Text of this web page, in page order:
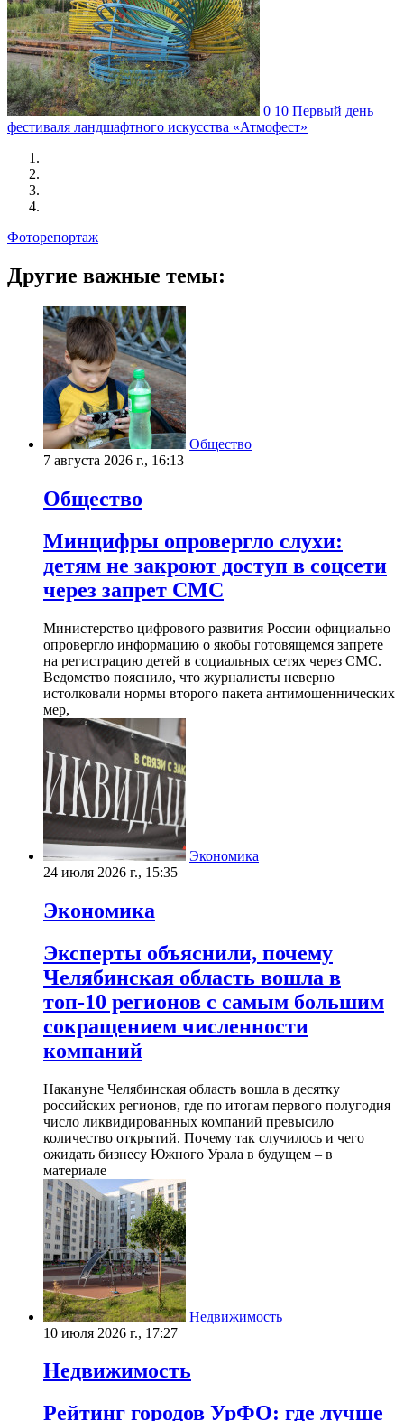
0 10 Первый день
фестиваля ландшафтного искусства «Атмофест»
Фоторепортаж
Другие важные темы:
Общество
7 августа 2026 г., 16:13
Общество
Минцифры опровергло слухи:
детям не закроют доступ в соцсети
через запрет СМС
Министерство цифрового развития России официально
опровергло информацию о якобы готовящемся запрете
на регистрацию детей в социальных сетях через СМС.
Ведомство пояснило, что журналисты неверно
истолковали нормы второго пакета антимошеннических
мер,
Экономика
24 июля 2026 г., 15:35
Экономика
Эксперты объяснили, почему
Челябинская область вошла в
топ-10 регионов с самым большим
сокращением численности
компаний
Накануне Челябинская область вошла в десятку
российских регионов, где по итогам первого полугодия
число ликвидированных компаний превысило
количество открытий. Почему так случилось и чего
ожидать бизнесу Южного Урала в будущем – в
материале
Недвижимость
10 июля 2026 г., 17:27
Недвижимость
Рейтинг городов УрФО: где лучше